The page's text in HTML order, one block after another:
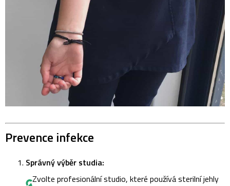
Prevence infekce
Správný výběr studia:
Zvolte profesionální studio, které používá sterilní jehly